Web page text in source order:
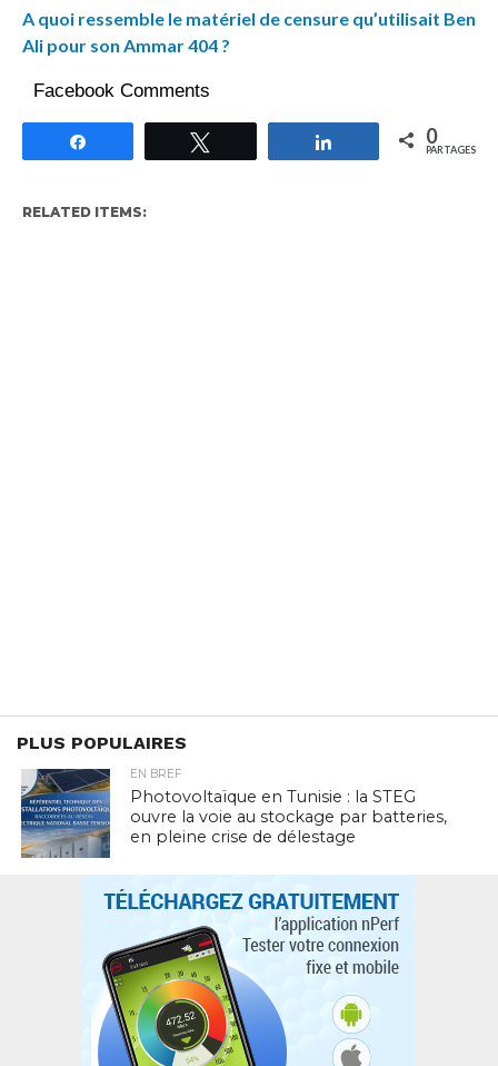
A quoi ressemble le matériel de censure qu’utilisait Ben
Ali pour son Ammar 404 ?
Facebook Comments
Partagez 0
PARTAGES
RELATED ITEMS:
PLUS POPULAIRES
EN BREF
Photovoltaïque en Tunisie : la STEG
ouvre la voie au stockage par batteries,
en pleine crise de délestage